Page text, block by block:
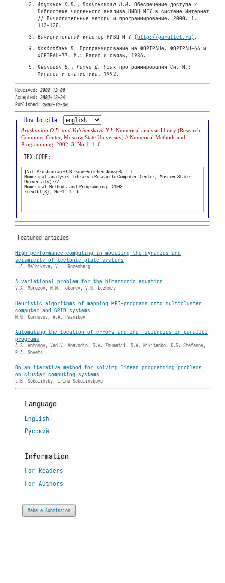
Арушанян О.Б. ,Волченскова Н.И.
Обеспечение доступа к
Библиотеке численного анализа НИВЦ МГУ в системе Интернет
// Вычислительные методы и программирование. 2000.1 .
113-120.
Вычислительный кластер НИВЦ МГУ (http://parallel.ru) .
Колдербэнк В.
Программирование на ФОРТРАНе. ФОРТРАН-66 и
ФОРТРАН-77. М.: Радио и связь, 1986.
Керниган Б. ,Ритчи Д.
Язык программирования Си. М.:
Финансы и статистика, 1992.
Received:2002-12-08
Accepted:2002-12-24
Published:2002-12-30
How to cite
Arushanian O.B. and Volchenskova N.I.Numerical analysis library (Research
Computer Center, Moscow State University) // Numerical Methods and
Programming. 2002.3, No 1. 1–6.
TEX CODE:
Featured articles
High performance computing in modeling the dynamics and
seismicity of tectonic plate systems
L.A. Melnikova, V.L. Rozenberg
A variational problem for the biharmonic equation
V.A. Morozov, N.M. Tokarev, V.G. Lezhnev
Heuristic algorithms of mapping MPI-programs onto multicluster
computer and GRID systems
M.G. Kurnosov, A.A. Paznikov
Automating the location of errors and inefficiencies in parallel
programs
A.S. Antonov, Vad.V. Voevodin, S.A. Zhumatii, D.A. Nikitenko, K.S. Stefanov,
P.A. Shvets
On an iterative method for solving linear programming problems
on cluster computing systems
L.B. Sokolinsky, Irina Sokolinskaya
Language
English
Русский
Information
For Readers
For Authors
Make a Submission